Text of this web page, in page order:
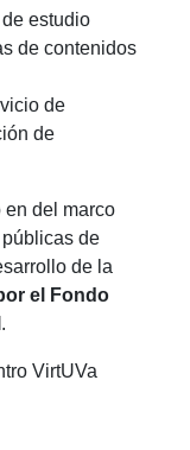
estudio
de contenidos
de
de
en del marco
de
de la
el Fondo
.